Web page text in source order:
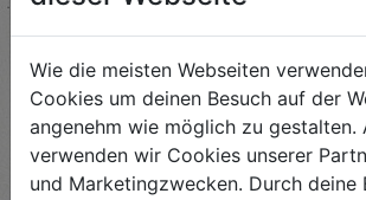
Mangold
Porree
Schwierigkeit
Wie die meisten Webseiten
Cookies um deinen Besuch auf der
angenehm wie möglich zu gestalten.
verwenden wir Cookies unserer
und Marketingzwecken. Durch deine